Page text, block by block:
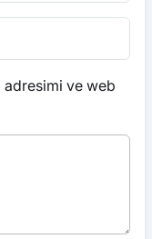
adresimi ve web